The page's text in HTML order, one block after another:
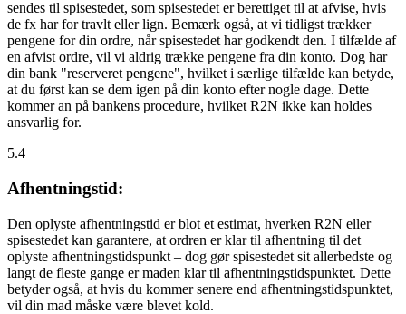
sendes til spisestedet, som spisestedet er berettiget til at afvise, hvis
de fx har for travlt eller lign. Bemærk også, at vi tidligst trækker
pengene for din ordre, når spisestedet har godkendt den. I tilfælde af
en afvist ordre, vil vi aldrig trække pengene fra din konto. Dog har
din bank "reserveret pengene", hvilket i særlige tilfælde kan betyde,
at du først kan se dem igen på din konto efter nogle dage. Dette
kommer an på bankens procedure, hvilket R2N ikke kan holdes
ansvarlig for.
5.4
Afhentningstid:
Den oplyste afhentningstid er blot et estimat, hverken R2N eller
spisestedet kan garantere, at ordren er klar til afhentning til det
oplyste afhentningstidspunkt – dog gør spisestedet sit allerbedste og
langt de fleste gange er maden klar til afhentningstidspunktet. Dette
betyder også, at hvis du kommer senere end afhentningstidspunktet,
vil din mad måske være blevet kold.